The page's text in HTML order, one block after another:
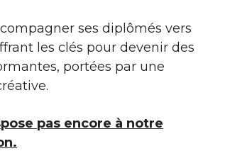
ses diplômés vers
les clés pour devenir des
portées par une
pas encore à notre